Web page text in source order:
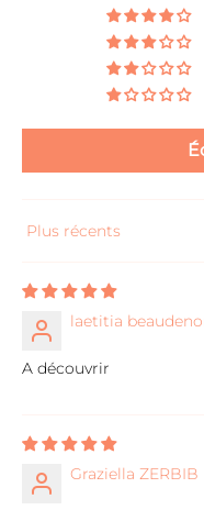
Sort by
laetitia
A découvrir
Graziella ZERBIB